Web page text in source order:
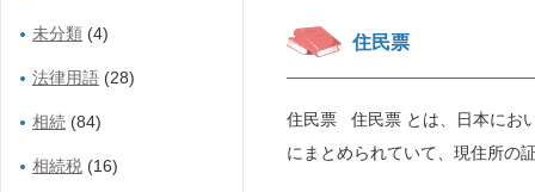
住民票
住民票 住民票 とは、日本にお
にまとめられていて、現住所の
未分類 (4)
法律用語 (28)
相続 (84)
相続税 (16)